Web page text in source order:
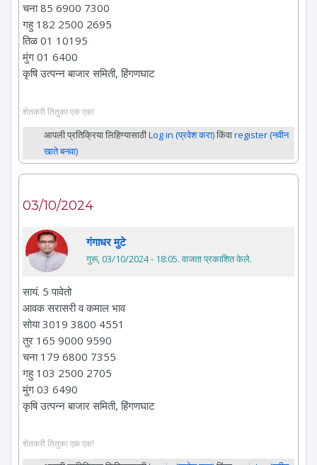
चना 85 6900 7300
गहु 182 2500 2695
तिळ 01 10195
मुंग 01 6400
कृषि उत्पन्न बाजार समिती, हिंगणघाट
शेतकरी तितुका एक एक!
आपली प्रतिक्रिया लिहिण्यासाठीLog in (प्रवेश करा)किंवाregister (नवीन
खाते बनवा)
03/10/2024
गंगाधर मुटे
गुरू, 03/10/2024 - 18:05. वाजता प्रकाशित केले.
सायं. 5 पावेतो
आवक सरासरी व कमाल भाव
सोया 3019 3800 4551
तुर 165 9000 9590
चना 179 6800 7355
गहु 103 2500 2705
मुंग 03 6490
कृषि उत्पन्न बाजार समिती, हिंगणघाट
शेतकरी तितुका एक एक!